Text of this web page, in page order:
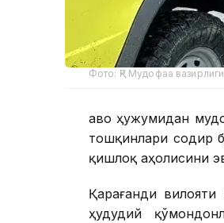
Фото: ҚР Мудофаа вазирлиги
Ҳаво ҳужумидан
тошқинлари содир
қишлоқ аҳолисини
Қарағанди
ҳудудий